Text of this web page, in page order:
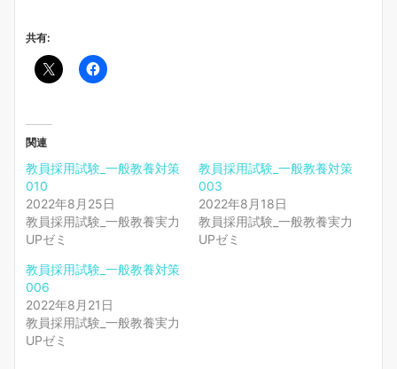
共有:
関連
教員採用試験_一般教養対策
010
2022年8月25日
教員採用試験_一般教養実力
UPゼミ
教員採用試験_一般教養対策
003
2022年8月18日
教員採用試験_一般教養実力
UPゼミ
教員採用試験_一般教養対策
006
2022年8月21日
教員採用試験_一般教養実力
UPゼミ